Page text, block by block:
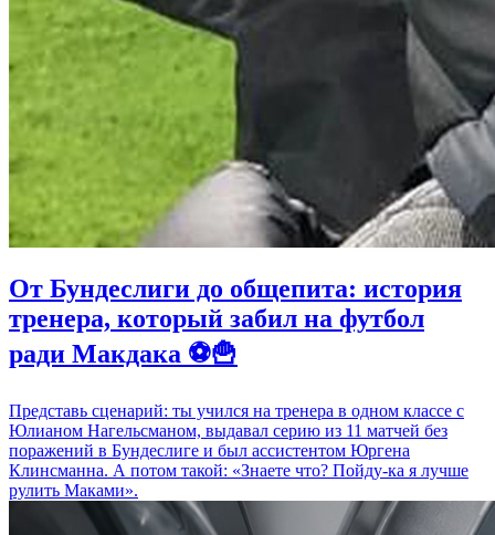
От Бундеслиги до общепита: история
тренера, который забил на футбол
ради Макдака ⚽🍟
Представь сценарий: ты учился на тренера в одном классе с
Юлианом Нагельсманом, выдавал серию из 11 матчей без
поражений в Бундеслиге и был ассистентом Юргена
Клинсманна. А потом такой: «Знаете что? Пойду-ка я лучше
рулить Маками».